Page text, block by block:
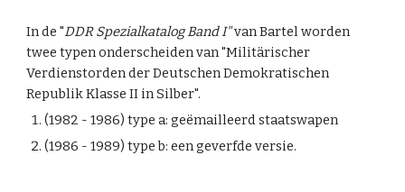
In de "DDR Spezialkatalog Band I"van Bartel worden
twee typen onderscheiden van "Militärischer
Verdienstorden der Deutschen Demokratischen
Republik Klasse II in Silber".
(1982 - 1986) type a: geëmailleerd staatswapen
(1986 - 1989) type b: een geverfde versie.